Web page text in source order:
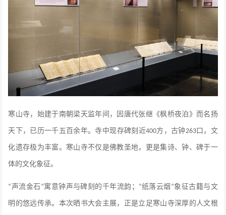
寒山寺，始建于南朝梁天监年间，因唐代张继《枫桥夜泊》而名扬
天下，已历一千五百余年。寺中现存碑刻近400方，古钟263口，文
化遗存极为丰富。寒山寺不仅是佛教圣地，更是集诗、钟、碑于一
体的文化象征。
“ 声流金石 ”寓意钟声与碑刻的千年流韵； “纸落云烟 ”象征古籍与文
明的悠远传承。本次晒书大会主展，正是立足寒山寺深厚的人文根